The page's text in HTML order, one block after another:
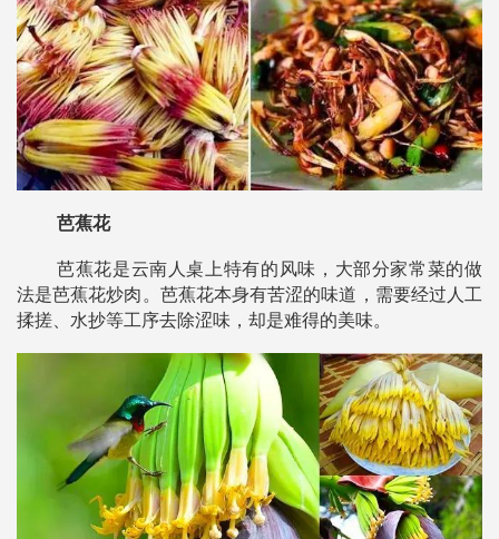
芭蕉花
芭蕉花是云南人桌上特有的风味，大部分家常菜的做
法是芭蕉花炒肉。芭蕉花本身有苦涩的味道，需要经过人工
揉搓、水抄等工序去除涩味，却是难得的美味。